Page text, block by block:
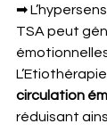
➡
TSA peut
circulation
réduisant